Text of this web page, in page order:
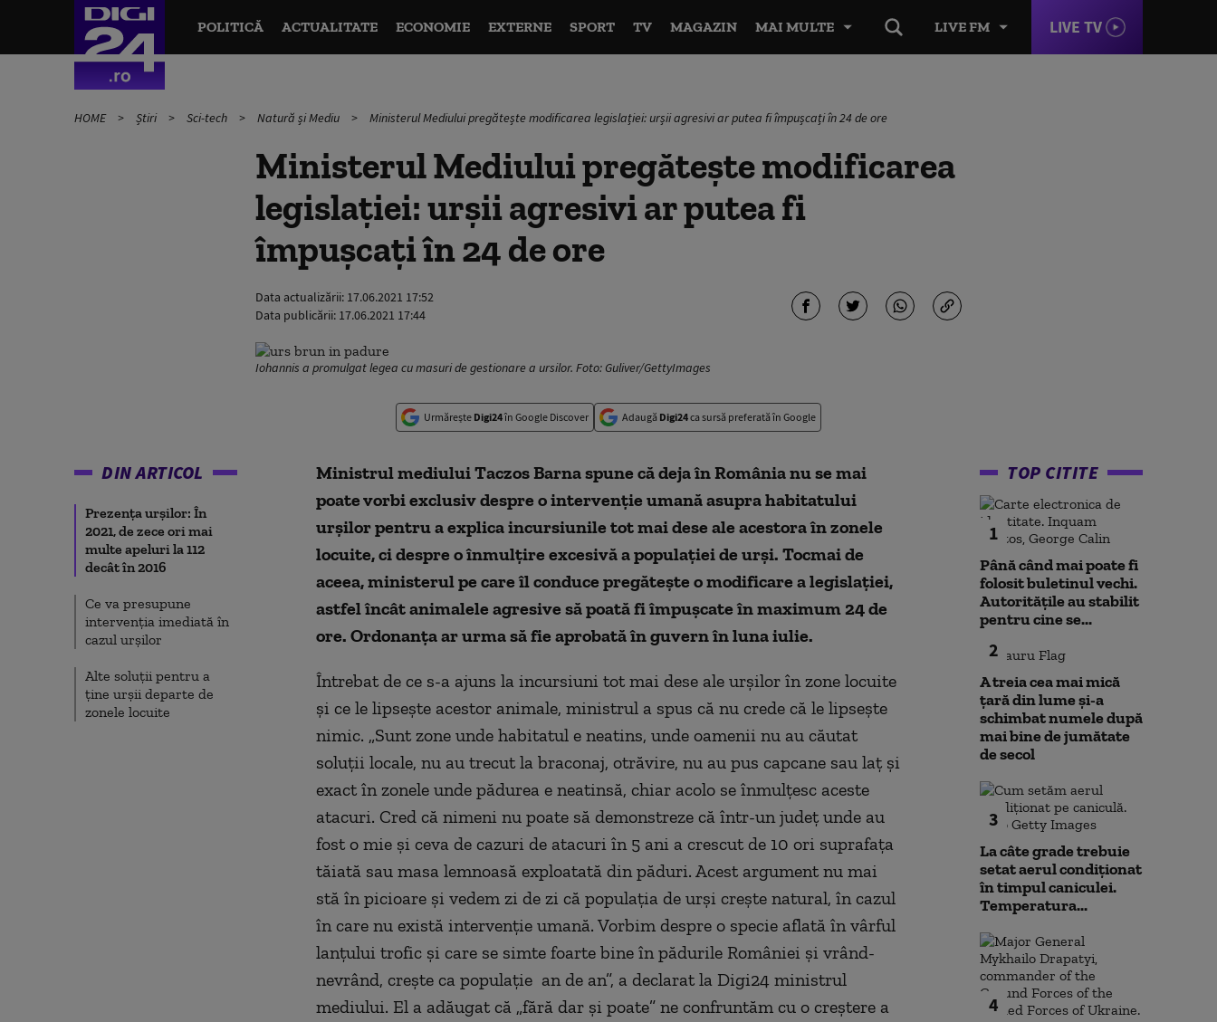
LIVE FM LIVE TV
POLITICĂ ACTUALITATE ECONOMIE EXTERNE SPORT TV MAGAZIN MAI MULTE
HOME Știri Sci-tech Natură și Mediu Ministerul Mediului pregătește modificarea legislației: urșii agresivi ar putea fi împușcați în 24 de ore
Ministerul Mediului pregătește modificarea
legislației: urșii agresivi ar putea fi
împușcați în 24 de ore
Data actualizării: 17.06.2021 17:52
Data publicării: 17.06.2021 17:44
Iohannis a promulgat legea cu masuri de gestionare a ursilor. Foto: Guliver/GettyImages
Urmărește Digi24în Google Discover Adaugă Digi24ca sursă preferată în Google
DIN ARTICOL
Prezența urșilor: În
2021, de zece ori mai
multe apeluri la 112
decât în 2016
Ce va presupune
intervenția imediată în
cazul urșilor
Alte soluții pentru a
ține urșii departe de
zonele locuite
Ministrul mediului Taczos Barna spune că deja în România nu se mai
poate vorbi exclusiv despre o intervenție umană asupra habitatului
urșilor pentru a explica incursiunile tot mai dese ale acestora în zonele
locuite, ci despre o înmulțire excesivă a populației de urși. Tocmai de
aceea, ministerul pe care îl conduce pregătește o modificare a legislației,
astfel încât animalele agresive să poată fi împușcate în maximum 24 de
ore. Ordonanța ar urma să fie aprobată în guvern în luna iulie.
Întrebat de ce s-a ajuns la incursiuni tot mai dese ale urșilor în zone locuite
și ce le lipsește acestor animale, ministrul a spus că nu crede că le lipsește
nimic. „Sunt zone unde habitatul e neatins, unde oamenii nu au căutat
soluții locale, nu au trecut la braconaj, otrăvire, nu au pus capcane sau laț și
exact în zonele unde pădurea e neatinsă, chiar acolo se înmulțesc aceste
atacuri. Cred că nimeni nu poate să demonstreze că într-un județ unde au
fost o mie și ceva de cazuri de atacuri în 5 ani a crescut de 10 ori suprafața
tăiată sau masa lemnoasă exploatată din păduri. Acest argument nu mai
stă în picioare și vedem zi de zi că populația de urși crește natural, în cazul
în care nu există intervenție umană. Vorbim despre o specie aflată în vârful
lanțului trofic și care se simte foarte bine în pădurile României și vrând-
nevrând, crește ca populație an de an”, a declarat la Digi24 ministrul
mediului. El a adăugat că „fără dar și poate” ne confruntăm cu o creștere a
TOP CITITE
1
Până când mai poate fi
folosit buletinul vechi.
Autoritățile au stabilit
pentru cine se...
2
A treia cea mai mică
țară din lume și-a
schimbat numele după
mai bine de jumătate
de secol
3
La câte grade trebuie
setat aerul condiționat
în timpul caniculei.
Temperatura...
4